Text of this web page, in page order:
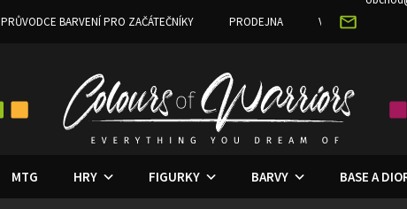
PRŮVODCE BARVENÍ PRO ZAČÁTEČNÍKY PRODEJNA VĚRNOSTNÍ
MTG HRY FIGURKY BARVY BASE A